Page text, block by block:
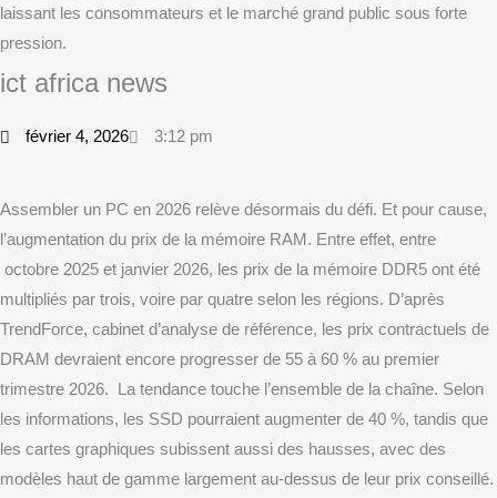
laissant les consommateurs et le marché grand public sous forte
pression.
ict africa news
février 4, 2026 3:12 pm
Assembler un PC en 2026 relève désormais du défi. Et pour cause,
l’augmentation du prix de la mémoire RAM. Entre effet, entre
octobre 2025 et janvier 2026, les prix de la mémoire DDR5 ont été
multipliés par trois, voire par quatre selon les régions. D’après
TrendForce, cabinet d’analyse de référence, les prix contractuels de
DRAM devraient encore progresser de 55 à 60 % au premier
trimestre 2026. La tendance touche l’ensemble de la chaîne. Selon
les informations, les SSD pourraient augmenter de 40 %, tandis que
les cartes graphiques subissent aussi des hausses, avec des
modèles haut de gamme largement au-dessus de leur prix conseillé.